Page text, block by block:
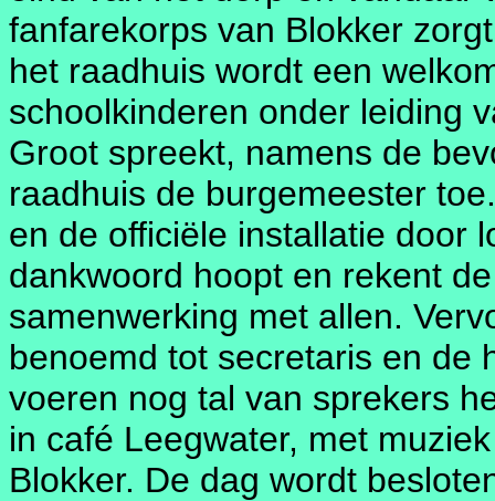
fanfarekorps van Blokker
het raadhuis wordt een
schoolkinderen onder leiding
Groot spreekt, namens de
raadhuis de burgemeester
en de officiële installatie door
dankwoord hoopt en rekent
samenwerking met allen.
benoemd tot secretaris en de
voeren nog tal van sprekers
in café Leegwater, met
Blokker. De dag wordt